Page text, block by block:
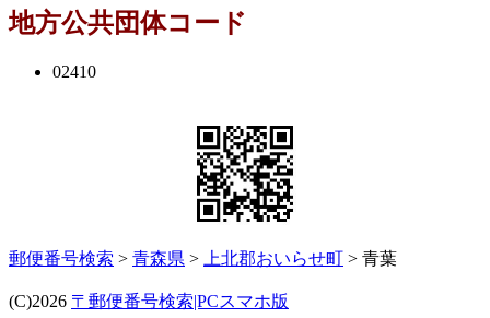
地方公共団体コード
02410
郵便番号検索 > 青森県 > 上北郡おいらせ町 > 青葉
(C)2026 〒郵便番号検索|PCスマホ版